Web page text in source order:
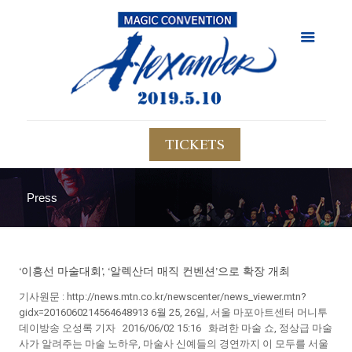
TICKETS
Press
‘이흥선 마술대회’, ‘알렉산더 매직 컨벤션’으로 확장 개최
기사원문 : http://news.mtn.co.kr/newscenter/news_viewer.mtn?
gidx=2016060214564648913 6월 25, 26일, 서울 마포아트센터 머니투
데이방송 오성록 기자 2016/06/02 15:16 화려한 마술 쇼, 정상급 마술
사가 알려주는 마술 노하우, 마술사 신예들의 경연까지 이 모두를 서울